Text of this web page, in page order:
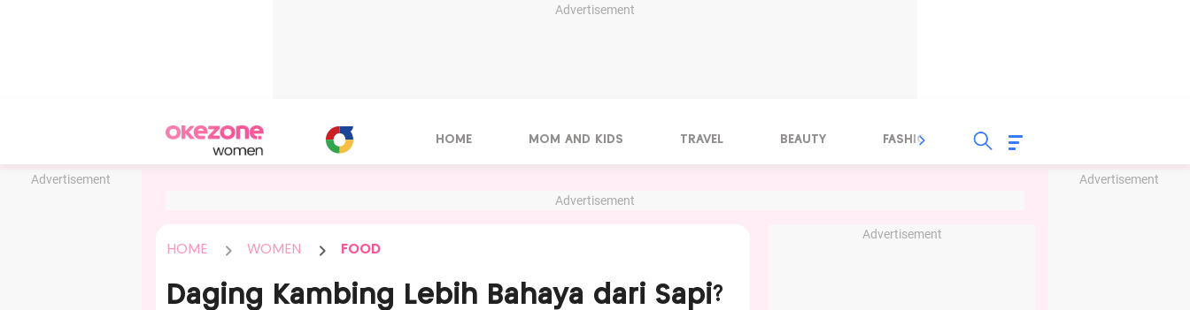
Advertisement
Advertisement Advertisement
HOME MOM AND KIDS TRAVEL BEAUTY FASHION FOOD
Advertisement
HOME WOMEN FOOD
Daging Kambing Lebih Bahaya dari Sapi?
Advertisement